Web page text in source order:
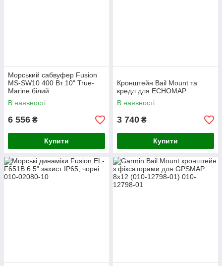
Морський сабвуфер Fusion
MS-SW10 400 Вт 10" True-
Marine білий
В наявності
6 556 ₴
Купити
Кронштейн Bail Mount та
кредл для ECHOMAP
В наявності
3 740 ₴
Купити